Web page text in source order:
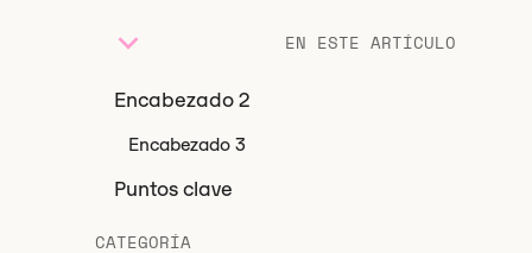
EN ESTE ARTÍCULO
Encabezado 2
Encabezado 3
Puntos clave
CATEGORÍA